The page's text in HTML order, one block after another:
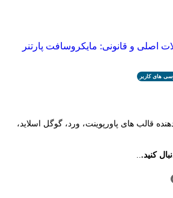
اصلی و قانونی: مایکروسافت پارتنر
قالب های پاورپوینت، ورد، گوگل اسلاید،
کنید...
های کاربر